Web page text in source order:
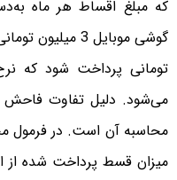
که مبلغ اقساط هر ماه
می‌شود. دلیل تفاوت فاحش
محاسبه آن است. در فرمول
میزان قسط پرداخت شده